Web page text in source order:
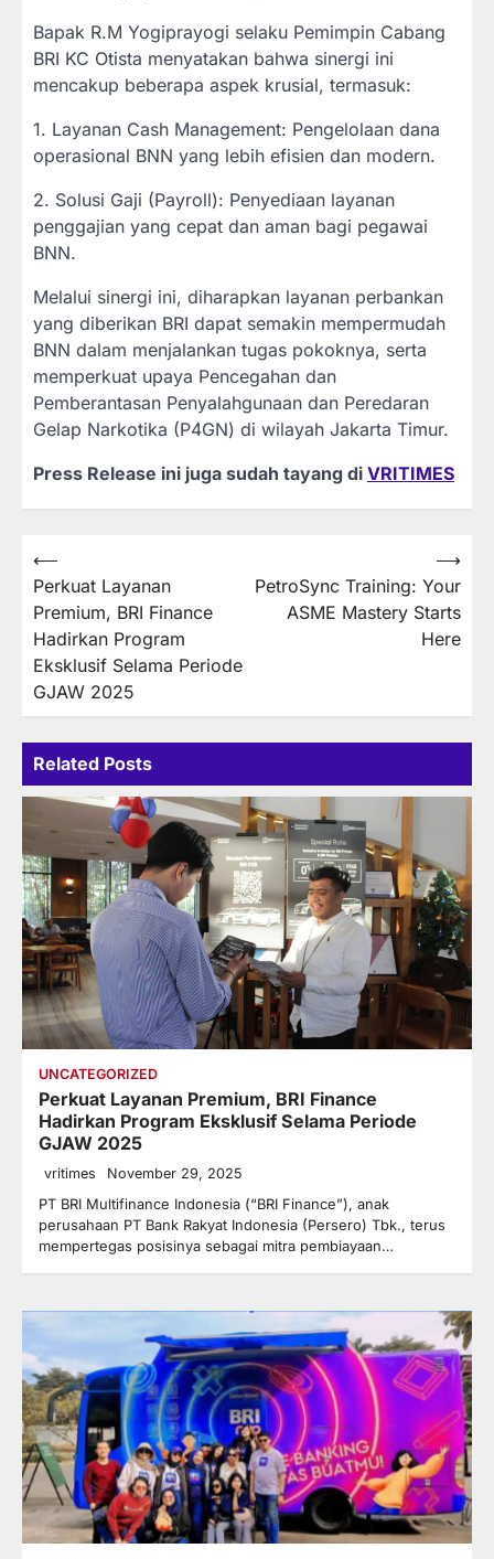
Bapak R.M Yogiprayogi selaku Pemimpin Cabang
BRI KC Otista menyatakan bahwa sinergi ini
mencakup beberapa aspek krusial, termasuk:
1. Layanan Cash Management: Pengelolaan dana
operasional BNN yang lebih efisien dan modern.
2. Solusi Gaji (Payroll): Penyediaan layanan
penggajian yang cepat dan aman bagi pegawai
BNN.
Melalui sinergi ini, diharapkan layanan perbankan
yang diberikan BRI dapat semakin mempermudah
BNN dalam menjalankan tugas pokoknya, serta
memperkuat upaya Pencegahan dan
Pemberantasan Penyalahgunaan dan Peredaran
Gelap Narkotika (P4GN) di wilayah Jakarta Timur.
Press Release ini juga sudah tayang di VRITIMES
Post
navigation
⟵
Perkuat Layanan
Premium, BRI Finance
Hadirkan Program
Eksklusif Selama Periode
GJAW 2025
PetroSync Training: Your
ASME Mastery Starts
Here
⟶
Related Posts
UNCATEGORIZED
Perkuat Layanan Premium, BRI Finance
Hadirkan Program Eksklusif Selama Periode
GJAW 2025
vritimes November 29, 2025
PT BRI Multifinance Indonesia (“BRI Finance”), anak
perusahaan PT Bank Rakyat Indonesia (Persero) Tbk., terus
mempertegas posisinya sebagai mitra pembiayaan…